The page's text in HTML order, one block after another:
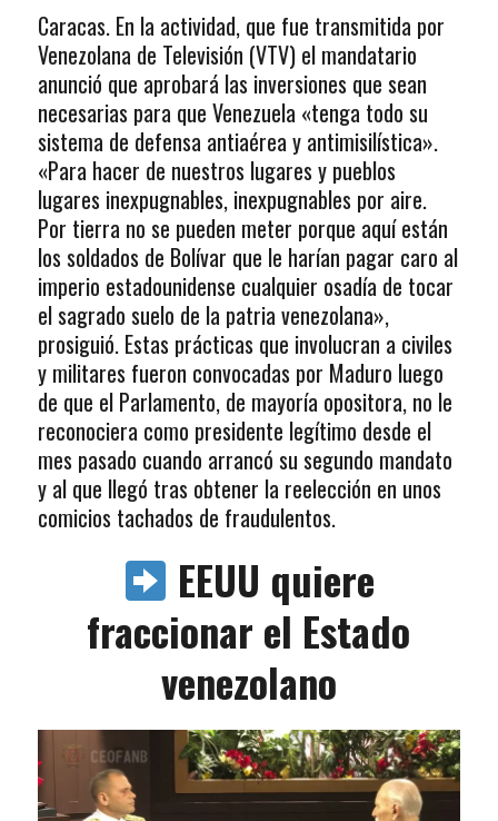
Caracas. En la actividad, que fue transmitida por
Venezolana de Televisión (VTV) el mandatario
anunció que aprobará las inversiones que sean
necesarias para que Venezuela «tenga todo su
sistema de defensa antiaérea y antimisilística».
«Para hacer de nuestros lugares y pueblos
lugares inexpugnables, inexpugnables por aire.
Por tierra no se pueden meter porque aquí están
los soldados de Bolívar que le harían pagar caro al
imperio estadounidense cualquier osadía de tocar
el sagrado suelo de la patria venezolana»,
prosiguió. Estas prácticas que involucran a civiles
y militares fueron convocadas por Maduro luego
de que el Parlamento, de mayoría opositora, no le
reconociera como presidente legítimo desde el
mes pasado cuando arrancó su segundo mandato
y al que llegó tras obtener la reelección en unos
comicios tachados de fraudulentos.
EEUU quiere
fraccionar el Estado
venezolano